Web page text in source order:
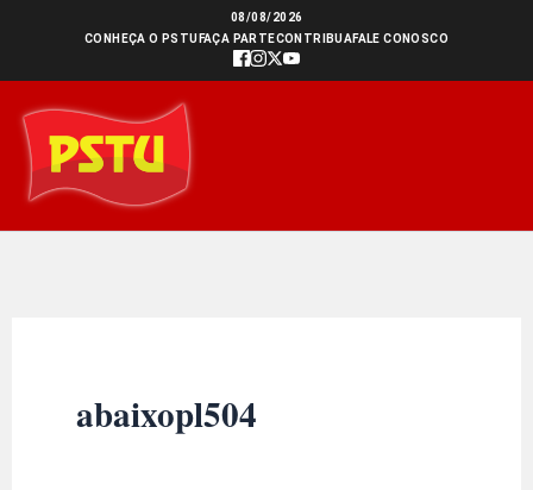
conteúdo
08/08/2026
CONHEÇA O PSTU FAÇA PARTECONTRIBUAFALE CONOSCO
abaixopl504